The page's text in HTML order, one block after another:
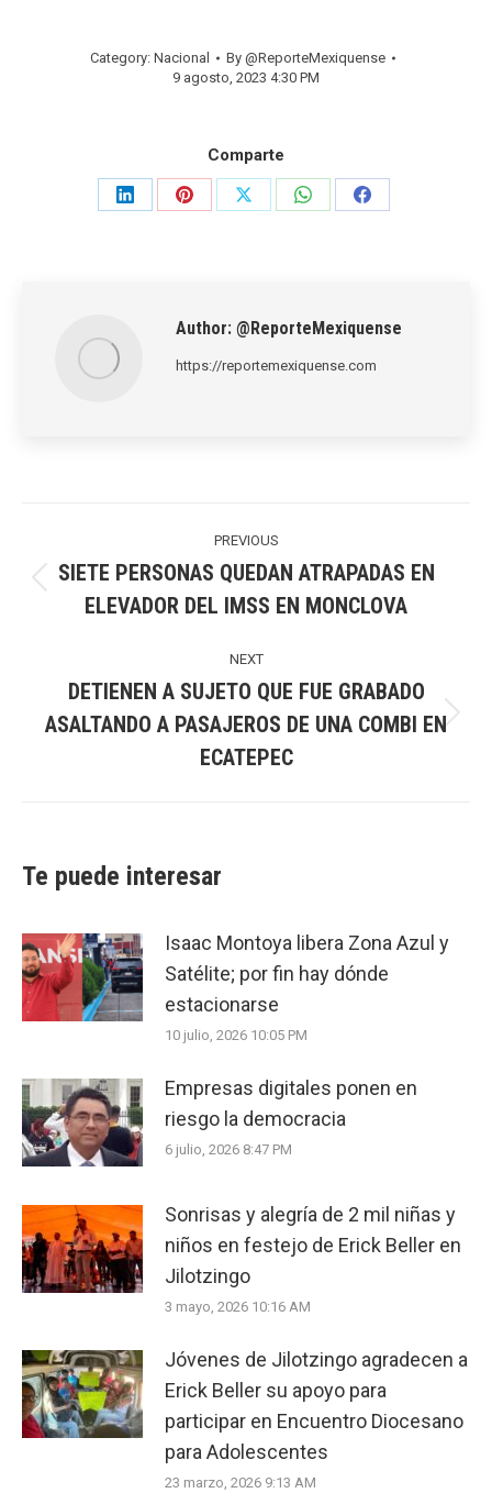
Category: Nacional By @ReporteMexiquense
9 agosto, 2023 4:30 PM
Comparte
Share
Share
Share
Share
Share
Author: @ReporteMexiquense
https://reportemexiquense.com
PREVIOUS
post:
SIETE PERSONAS QUEDAN ATRAPADAS EN
ELEVADOR DEL IMSS EN MONCLOVA
NEXT
Next
post:
DETIENEN A SUJETO QUE FUE GRABADO
ASALTANDO A PASAJEROS DE UNA COMBI EN
ECATEPEC
Te puede interesar
Isaac Montoya libera Zona Azul y
Satélite; por fin hay dónde
estacionarse
10 julio, 2026 10:05 PM
Empresas digitales ponen en
riesgo la democracia
6 julio, 2026 8:47 PM
Sonrisas y alegría de 2 mil niñas y
niños en festejo de Erick Beller en
Jilotzingo
3 mayo, 2026 10:16 AM
Jóvenes de Jilotzingo agradecen a
Erick Beller su apoyo para
participar en Encuentro Diocesano
para Adolescentes
23 marzo, 2026 9:13 AM